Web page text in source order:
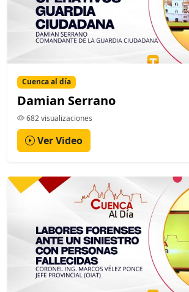
Cuenca al día
Damian Serrano
682 visualizaciones
Ver Video